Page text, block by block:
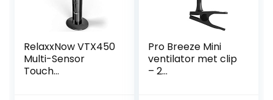
kinderwagen, 17
RelaxxNow VTX450
Multi-Sensor
Touch
Pro Breeze Mini
ventilator met clip
– 2